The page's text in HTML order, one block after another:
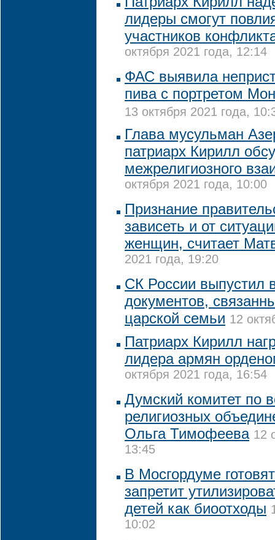
лидеры смогут
участников
октября 2021 года, 12:14
ФАС выявила
пива с портретом
13 октября 2021 года,
Глава мусульман
патриарх Кирилл
межрелигиозного
октября 2021 года, 10:00
Признание
зависеть и от
женщин, считает
2021 года, 19:20
СК России выпустил
документов,
царской семьи 12
Патриарх Кирилл
лидера армян
октября 2021 года, 16:54
Думский комитет по
религиозных
Ольга Тимофеева 12
13:45
В Мосгордуме
запретит
детей как биоотходы
10:02